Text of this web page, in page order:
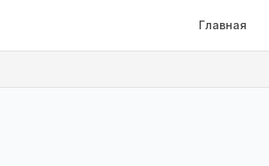
Главная